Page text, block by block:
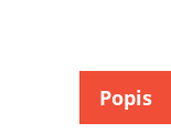
Popis